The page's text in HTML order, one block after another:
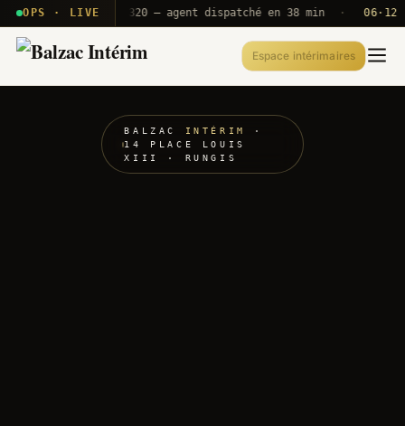
OPS · LIVE
· T2E · B71 Push A320 — agent dispatché en 38 min · 06·12 UTC
Espace intérimaires
BALZAC INTÉRIM
·
14 PLACE LOUIS
XIII · RUNGIS